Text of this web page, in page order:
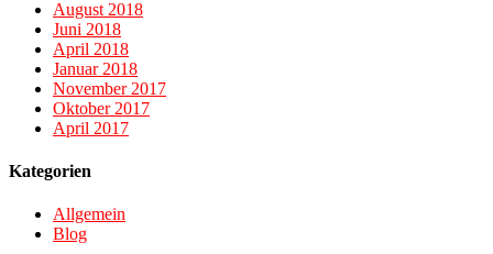
August 2018
Juni 2018
April 2018
Januar 2018
November 2017
Oktober 2017
April 2017
Kategorien
Allgemein
Blog